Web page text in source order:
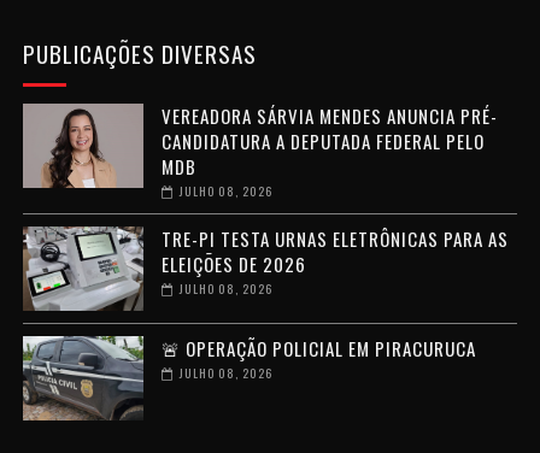
PUBLICAÇÕES DIVERSAS
VEREADORA SÁRVIA MENDES ANUNCIA PRÉ-
CANDIDATURA A DEPUTADA FEDERAL PELO
MDB
JULHO 08, 2026
TRE-PI TESTA URNAS ELETRÔNICAS PARA AS
ELEIÇÕES DE 2026
JULHO 08, 2026
🚨 OPERAÇÃO POLICIAL EM PIRACURUCA
JULHO 08, 2026